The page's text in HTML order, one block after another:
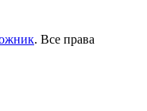
. Все права